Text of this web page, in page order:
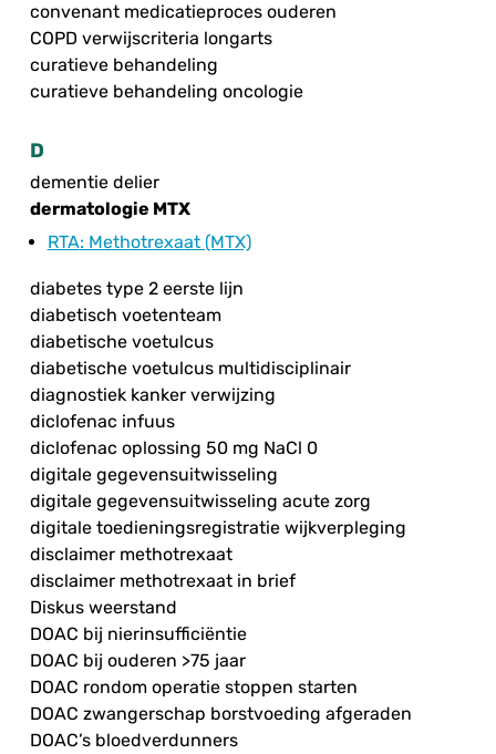
convenant medicatieproces ouderen
COPD verwijscriteria longarts
curatieve behandeling
curatieve behandeling oncologie
D
dementie delier
dermatologie MTX
RTA: Methotrexaat (MTX)
diabetes type 2 eerste lijn
diabetisch voetenteam
diabetische voetulcus
diabetische voetulcus multidisciplinair
diagnostiek kanker verwijzing
diclofenac infuus
diclofenac oplossing 50 mg NaCl 0
digitale gegevensuitwisseling
digitale gegevensuitwisseling acute zorg
digitale toedieningsregistratie wijkverpleging
disclaimer methotrexaat
disclaimer methotrexaat in brief
Diskus weerstand
DOAC bij nierinsufficiëntie
DOAC bij ouderen >75 jaar
DOAC rondom operatie stoppen starten
DOAC zwangerschap borstvoeding afgeraden
DOAC’s bloedverdunners